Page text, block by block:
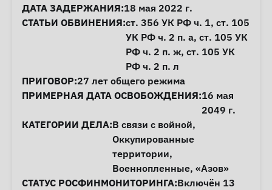
ДАТА ЗАДЕРЖАНИЯ:18 мая 2022 г.
СТАТЬИ ОБВИНЕНИЯ:ст. 356 УК РФ ч. 1, ст. 105
УК РФ ч. 2 п. а, ст. 105 УК
РФ ч. 2 п. ж, ст. 105 УК
РФ ч. 2 п. л
ПРИГОВОР:27 лет общего режима
ПРИМЕРНАЯ ДАТА ОСВОБОЖДЕНИЯ:16 мая
2049 г.
КАТЕГОРИИ ДЕЛА:В связи с войной,
Оккупированные
территории,
Военнопленные, «Азов»
СТАТУС РОСФИНМОНИТОРИНГА:Включён 13